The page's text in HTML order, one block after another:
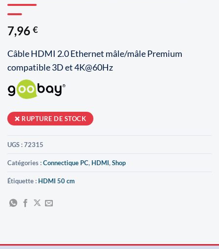
7,96 €
Câble HDMI 2.0 Ethernet mâle/mâle Premium
compatible 3D et 4K@60Hz
RUPTURE DE STOCK
UGS :72315
Catégories :Connectique PC, HDMI,Shop
Étiquette : HDMI 50 cm